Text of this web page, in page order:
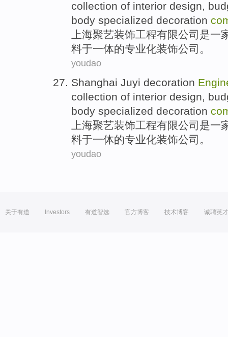
collection of interior design,
body specialized decoration
上海聚艺装饰工程有限公司 是一
料于一体的专业化装饰公司。
youdao
Shanghai Juyi decoration
collection of interior design,
body specialized decoration
上海聚艺装饰工程有限公司 是一
料于一体的专业化装饰公司。
youdao
关于有道 Investors 有道智选 官方博客 技术博客 诚聘英才